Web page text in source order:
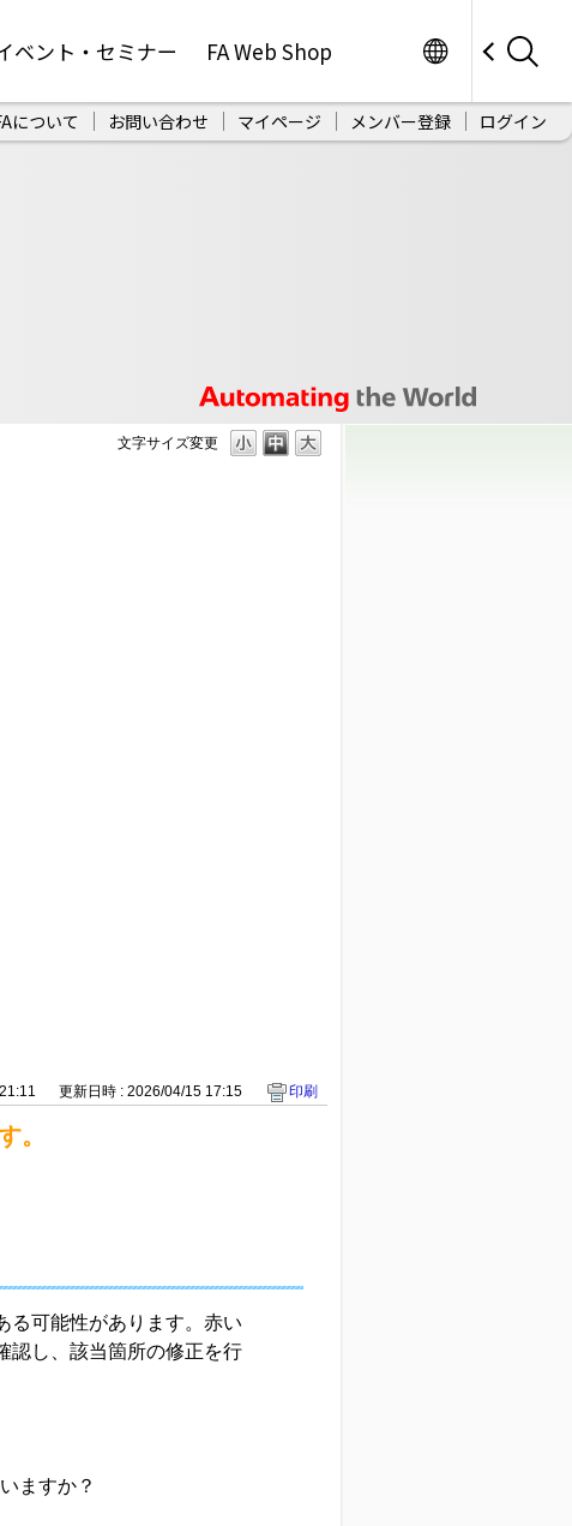
ベント・セミナー FA Web Shop
について お問い合わせ マイページ メンバー登録 ログイン
文字サイズ変更
更新日時 : 2026/04/15 17:15 印刷
。
る可能性があります。赤い
認し、該当箇所の修正を行
ますか？